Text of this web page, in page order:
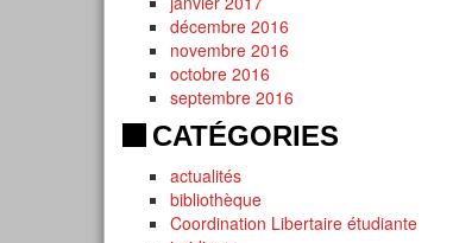
décembre 2016
novembre 2016
octobre 2016
septembre 2016
CATÉGORIES
actualités
bibliothèque
Coordination Libertaire étudiante